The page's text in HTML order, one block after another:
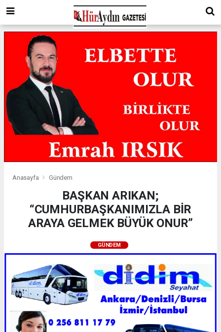
Anasayfa Gündem
BAŞKAN ARIKAN;
“CUMHURBAŞKANIMIZLA BİR
ARAYA GELMEK BÜYÜK ONUR”
GÜNDEM